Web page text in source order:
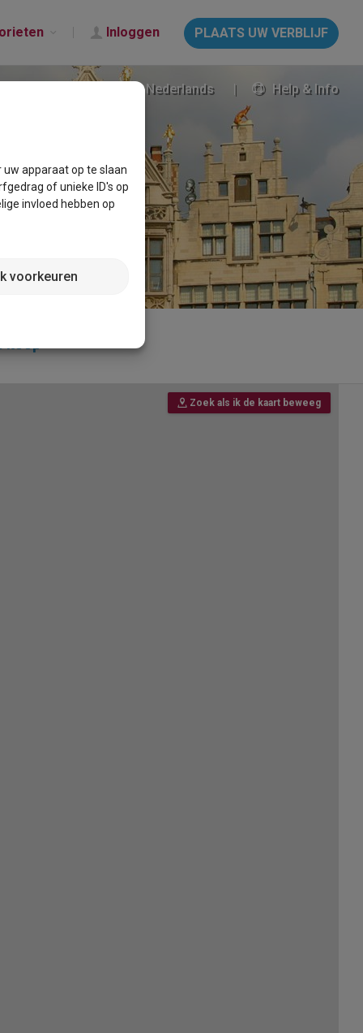
Inloggen PLAATS UW VERBLIJF
Nederlands Help & Info
Zoek als ik de kaart beweeg
apparaat op te slaan
of unieke ID's op
invloed hebben op
voorkeuren